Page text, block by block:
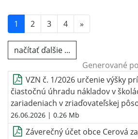
1
2 3 4 »
načítať ďalšie ...
Generované
VZN č. 1/2026 určenie výšky
čiastočnú úhradu nákladov v
zariadeniach v zriaďovateľskej
26.06.2026 | 0.26 Mb
Záverečný účet obce Cerová